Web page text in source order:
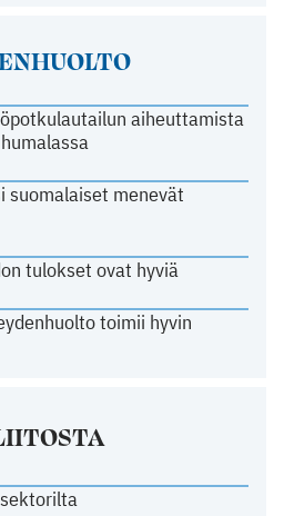
aiheuttamista
suomalaiset menevät
tulokset ovat hyviä
toimii hyvin